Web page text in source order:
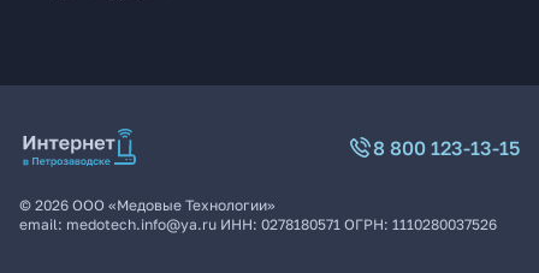
8 800 123-13-15
© 2026 ООО «Медовые Технологии»
email: medotech.info@ya.ru ИНН: 0278180571 ОГРН: 1110280037526